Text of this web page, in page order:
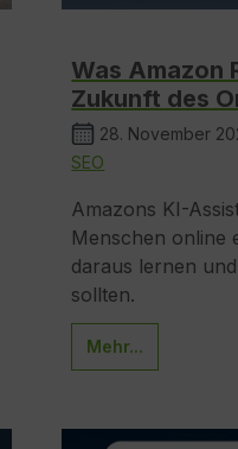
Was Amazon
Zukunft des
28. November
SEO
Amazons KI-
Menschen online
daraus lernen
sollten.
Mehr...